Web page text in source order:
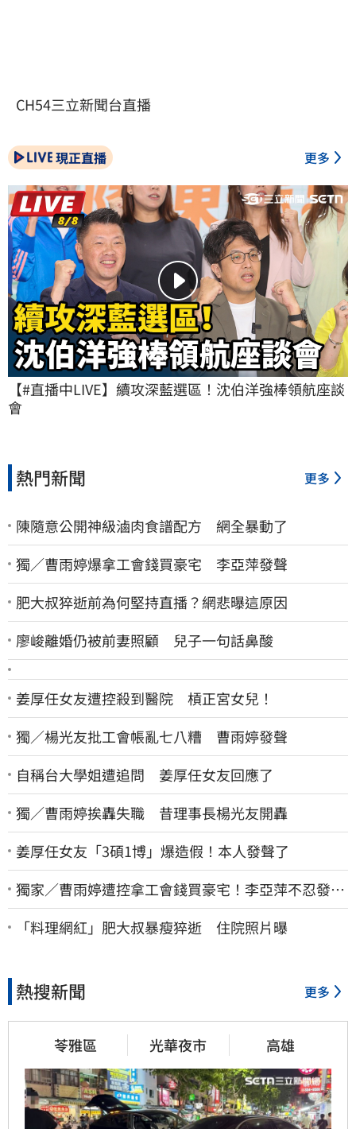
CH54三立新聞台直播
現正直播 更多
【#直播中LIVE】續攻深藍選區！沈伯洋強棒領航座談
會
熱門新聞 更多
陳隨意公開神級滷肉食譜配方 網全暴動了
獨／曹雨婷爆拿工會錢買豪宅 李亞萍發聲
肥大叔猝逝前為何堅持直播？網悲曝這原因
廖峻離婚仍被前妻照顧 兒子一句話鼻酸
姜厚任女友遭控殺到醫院 槓正宮女兒！
獨／楊光友批工會帳亂七八糟 曹雨婷發聲
自稱台大學姐遭追問 姜厚任女友回應了
獨／曹雨婷挨轟失職 昔理事長楊光友開轟
姜厚任女友「3碩1博」爆造假！本人發聲了
獨家／曹雨婷遭控拿工會錢買豪宅！李亞萍不忍發
聲：余天管工會都貼錢
「料理網紅」肥大叔暴瘦猝逝 住院照片曝
熱搜新聞 更多
苓雅區 光華夜市 高雄